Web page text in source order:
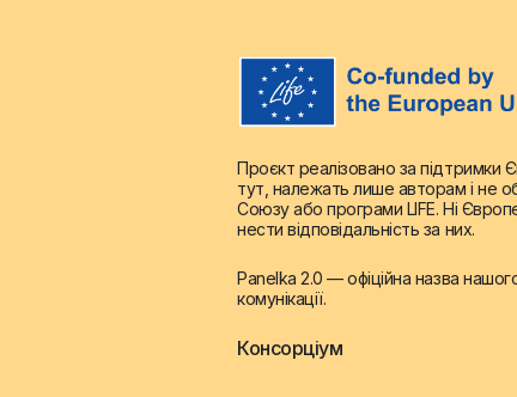
Проєкт реалізовано за підтримки
тут, належать лише авторам і не
Союзу або програми LIFE. Ні
нести відповідальність за них.
Panelka 2.0 — офіційна назва
комунікації.
Консорціум